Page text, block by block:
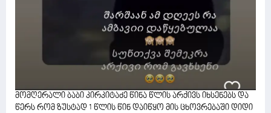
მომღერალი ბაბი კირკიტაძე წინა წლის არქივს იხსენებს და
წერს რომ ზუსტად 1 წლის წინ დაიწყო მის ცხოვრებაში დიდი